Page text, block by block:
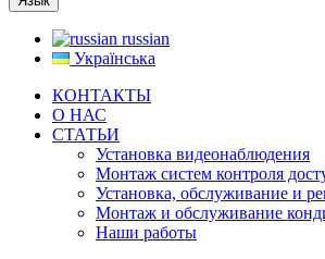
russian
Українська
КОНТАКТЫ
О НАС
CТАТЬИ
Установка видеонаблюдения
Монтаж систем контроля
Установка, обслуживание и
Монтаж и обслуживание
Наши работы